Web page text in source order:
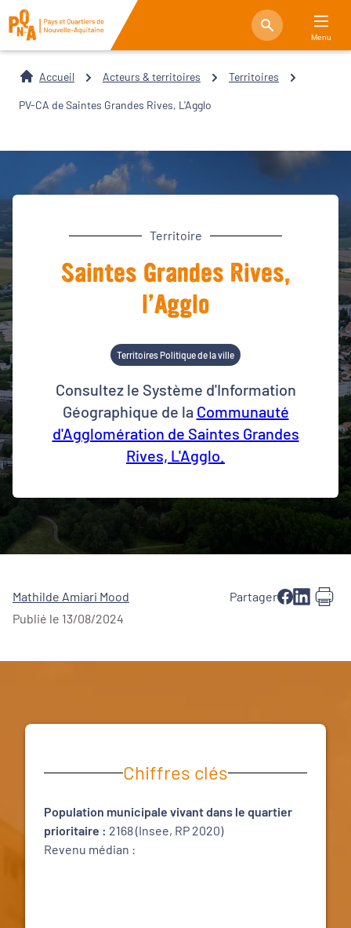
Menu
Accueil Acteurs & territoires Territoires
PV-CA de Saintes Grandes Rives, L'Agglo
Territoire
Saintes Grandes Rives,
l’Agglo
Territoires Politique de la ville
Consultez le Système d'Information
Géographique de la Communauté
d'Agglomération de Saintes Grandes
Rives, L'Agglo.
Mathilde Amiari Mood
Publié le 13/08/2024
Partager
Chiffres clés
Population municipale vivant dans le quartier
prioritaire : 2168 (Insee, RP 2020)
Revenu médian :